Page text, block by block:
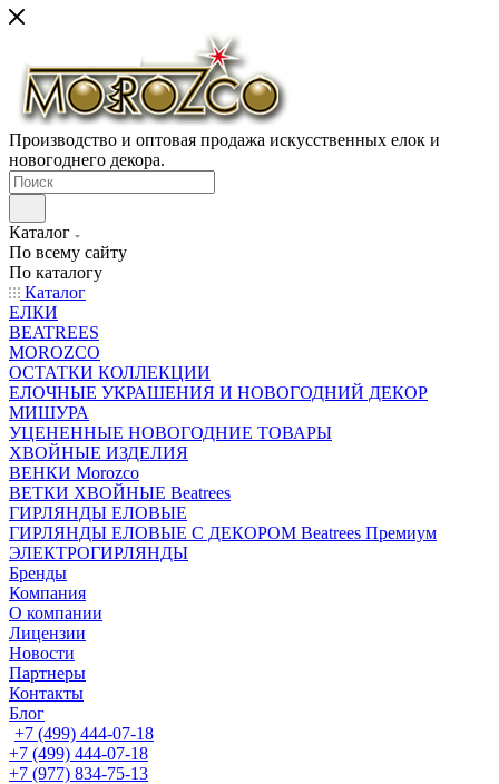
Производство и оптовая продажа искусственных елок и
новогоднего декора.
Каталог
По всему сайту
По каталогу
Каталог
ЕЛКИ
BEATREES
MOROZCO
ОСТАТКИ КОЛЛЕКЦИИ
ЕЛОЧНЫЕ УКРАШЕНИЯ И НОВОГОДНИЙ ДЕКОР
МИШУРА
УЦЕНЕННЫЕ НОВОГОДНИЕ ТОВАРЫ
ХВОЙНЫЕ ИЗДЕЛИЯ
ВЕНКИ Morozco
ВЕТКИ ХВОЙНЫЕ Beatrees
ГИРЛЯНДЫ ЕЛОВЫЕ
ГИРЛЯНДЫ ЕЛОВЫЕ С ДЕКОРОМ Beatrees Премиум
ЭЛЕКТРОГИРЛЯНДЫ
Бренды
Компания
О компании
Лицензии
Новости
Партнеры
Контакты
Блог
+7 (499) 444-07-18
+7 (499) 444-07-18
+7 (977) 834-75-13